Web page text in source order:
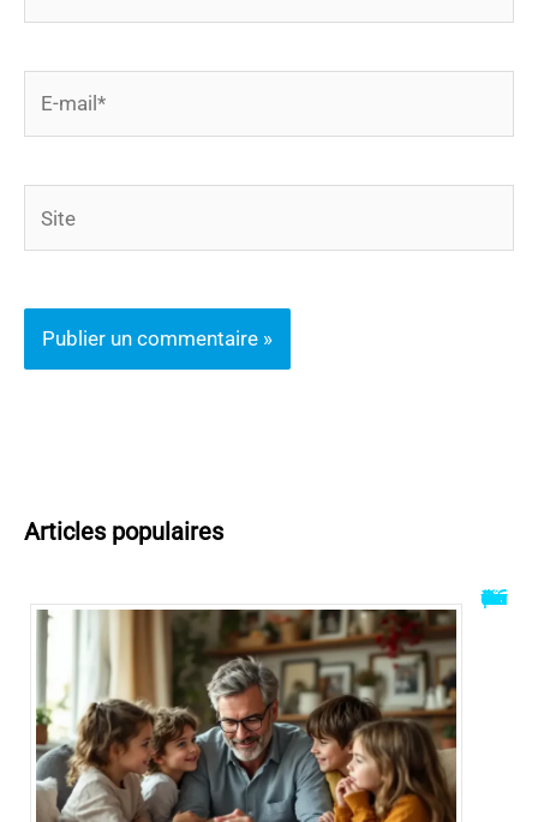
Articles populaires
Brice Teinturier : Découvrez la vérité sur sa vie privée